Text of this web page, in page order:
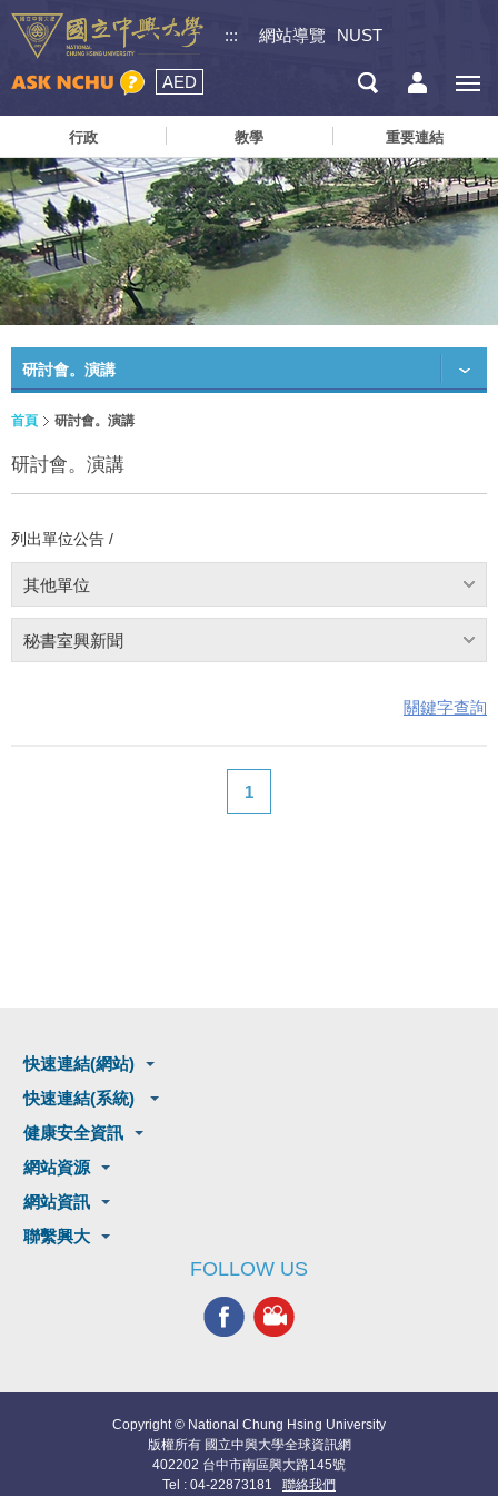
::: 網站導覽 NUST
AED
行政 教學 重要連結
研討會。演講
首頁 研討會。演講
研討會。演講
列出單位公告 /
其他單位
秘書室興新聞
關鍵字查詢
1
快速連結(網站)
快速連結(系統)
健康安全資訊
網站資源
網站資訊
聯繫興大
FOLLOW US
Copyright © National Chung Hsing University
版權所有 國立中興大學全球資訊網
402202 台中市南區興大路145號
Tel : 04-22873181 聯絡我們